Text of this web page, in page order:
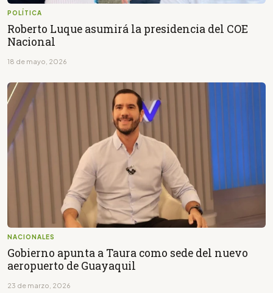
POLÍTICA
Roberto Luque asumirá la presidencia del COE
Nacional
18 de mayo, 2026
NACIONALES
Gobierno apunta a Taura como sede del nuevo
aeropuerto de Guayaquil
23 de marzo, 2026